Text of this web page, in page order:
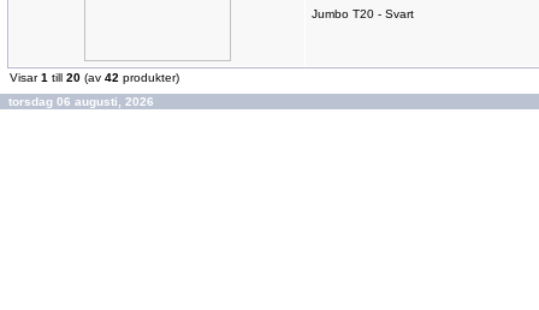
Jumbo T20 - Svart
Visar1 till 20 (av 42 produkter)
torsdag 06 augusti, 2026